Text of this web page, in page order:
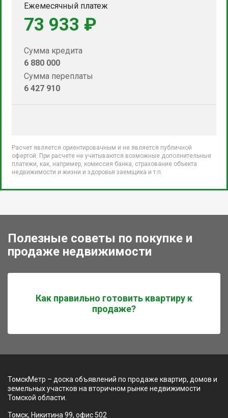
Ежемесячный платеж
73 933 ₽
Сумма кредита
6 880 000
Сумма переплаты
6 427 910
Расчет является ориентировачным и не является публичной
офертой. При расчете не учитываются возможные дополнительные
платежи, как, например, комиссия банка, страхование объекта
недвижимости и жизни и здоровья заемщика и т.п.
Полезные советы по покупке и
продаже недвижимости
Как правильно готовить квартиру к
продаже?
ТомскМетр – доска объявлений по продаже квартир, домов и
земельных участков на вторичном рынке недвижимости
Томской области.
Томск, Никитина 99, офис 502